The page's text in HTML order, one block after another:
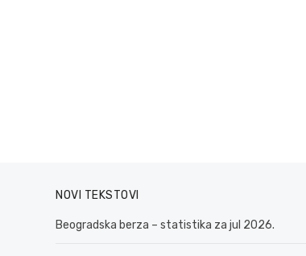
NOVI TEKSTOVI
Beogradska berza – statistika za jul 2026.